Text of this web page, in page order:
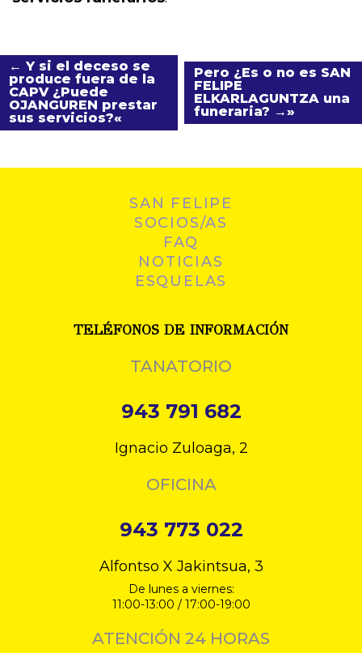
← Y si el deceso se
produce fuera de la
CAPV ¿Puede
OJANGUREN prestar
sus servicios?
Pero ¿Es o no es SAN
FELIPE
ELKARLAGUNTZA una
funeraria? →
SAN FELIPE
SOCIOS/AS
FAQ
NOTICIAS
ESQUELAS
TELÉFONOS DE INFORMACIÓN
TANATORIO
943 791 682
Ignacio Zuloaga, 2
OFICINA
943 773 022
Alfontso X Jakintsua, 3
De lunes a viernes:
11:00-13:00 / 17:00-19:00
ATENCIÓN 24 HORAS